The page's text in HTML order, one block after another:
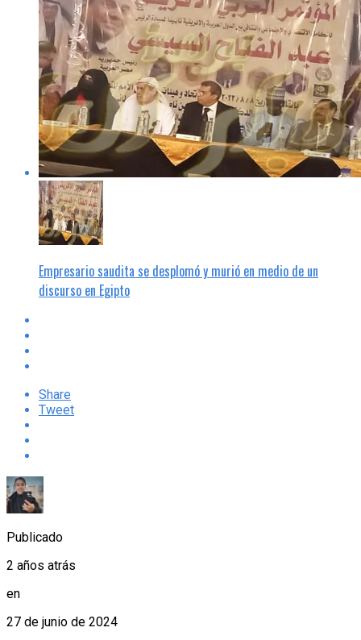
Empresario saudita se desplomó y murió en medio de un
discurso en Egipto
Share
Tweet
Publicado
2 años atrás
en
27 de junio de 2024